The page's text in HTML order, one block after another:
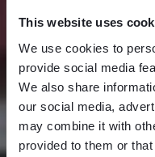
This website uses
We use cookies to
provide social media
We also share
our social media,
may combine it with
provided to them or